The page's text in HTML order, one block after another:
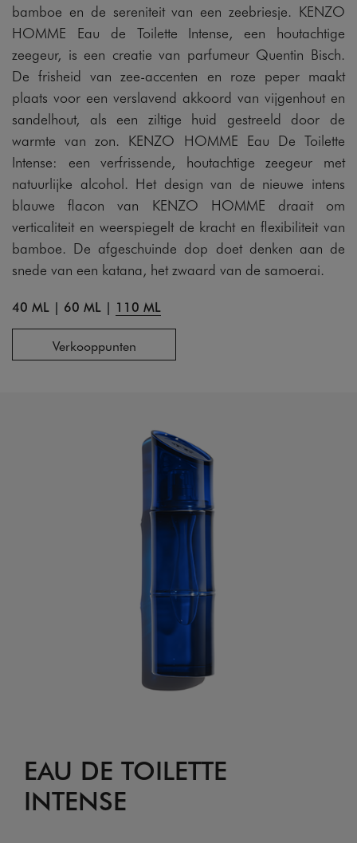
bamboe en de sereniteit van een zeebriesje. KENZO
HOMME Eau de Toilette Intense, een houtachtige
zeegeur, is een creatie van parfumeur Quentin Bisch.
De frisheid van zee-accenten en roze peper maakt
plaats voor een verslavend akkoord van vijgenhout en
sandelhout, als een ziltige huid gestreeld door de
warmte van zon. KENZO HOMME Eau De Toilette
Intense: een verfrissende, houtachtige zeegeur met
natuurlijke alcohol. Het design van de nieuwe intens
blauwe flacon van KENZO HOMME draait om
verticaliteit en weerspiegelt de kracht en flexibiliteit van
bamboe. De afgeschuinde dop doet denken aan de
snede van een katana, het zwaard van de samoerai.
40 ML | 60 ML | 110 ML
Verkooppunten
EAU DE TOILETTE
INTENSE